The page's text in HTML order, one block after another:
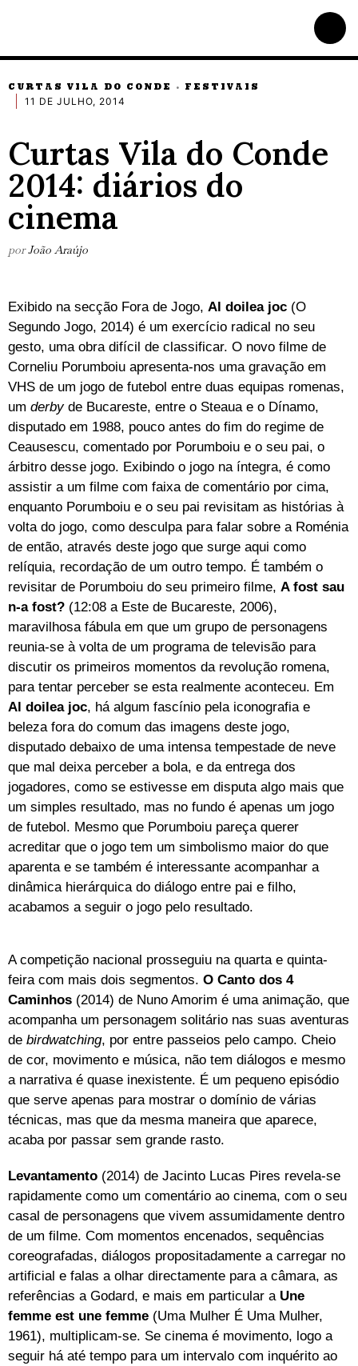
CURTAS VILA DO CONDE · FESTIVAIS
11 DE JULHO, 2014
Curtas Vila do Conde
2014: diários do
cinema
porJoão Araújo
Exibido na secção Fora de Jogo, Al doilea joc (O
Segundo Jogo, 2014) é um exercício radical no seu
gesto, uma obra difícil de classificar. O novo filme de
Corneliu Porumboiu apresenta-nos uma gravação em
VHS de um jogo de futebol entre duas equipas romenas,
um derbyde Bucareste, entre o Steaua e o Dínamo,
disputado em 1988, pouco antes do fim do regime de
Ceausescu, comentado por Porumboiu e o seu pai, o
árbitro desse jogo. Exibindo o jogo na íntegra, é como
assistir a um filme com faixa de comentário por cima,
enquanto Porumboiu e o seu pai revisitam as histórias à
volta do jogo, como desculpa para falar sobre a Roménia
de então, através deste jogo que surge aqui como
relíquia, recordação de um outro tempo. É também o
revisitar de Porumboiu do seu primeiro filme, A fost sau
n-a fost? (12:08 a Este de Bucareste, 2006),
maravilhosa fábula em que um grupo de personagens
reunia-se à volta de um programa de televisão para
discutir os primeiros momentos da revolução romena,
para tentar perceber se esta realmente aconteceu. Em
Al doilea joc, há algum fascínio pela iconografia e
beleza fora do comum das imagens deste jogo,
disputado debaixo de uma intensa tempestade de neve
que mal deixa perceber a bola, e da entrega dos
jogadores, como se estivesse em disputa algo mais que
um simples resultado, mas no fundo é apenas um jogo
de futebol. Mesmo que Porumboiu pareça querer
acreditar que o jogo tem um simbolismo maior do que
aparenta e se também é interessante acompanhar a
dinâmica hierárquica do diálogo entre pai e filho,
acabamos a seguir o jogo pelo resultado.
A competição nacional prosseguiu na quarta e quinta-
feira com mais dois segmentos. O Canto dos 4
Caminhos (2014) de Nuno Amorim é uma animação, que
acompanha um personagem solitário nas suas aventuras
de birdwatching, por entre passeios pelo campo. Cheio
de cor, movimento e música, não tem diálogos e mesmo
a narrativa é quase inexistente. É um pequeno episódio
que serve apenas para mostrar o domínio de várias
técnicas, mas que da mesma maneira que aparece,
acaba por passar sem grande rasto.
Levantamento (2014) de Jacinto Lucas Pires revela-se
rapidamente como um comentário ao cinema, com o seu
casal de personagens que vivem assumidamente dentro
de um filme. Com momentos encenados, sequências
coreografadas, diálogos propositadamente a carregar no
artificial e falas a olhar directamente para a câmara, as
referências a Godard, e mais em particular a Une
femme est une femme (Uma Mulher É Uma Mulher,
1961), multiplicam-se. Se cinema é movimento, logo a
seguir há até tempo para um intervalo com inquérito ao